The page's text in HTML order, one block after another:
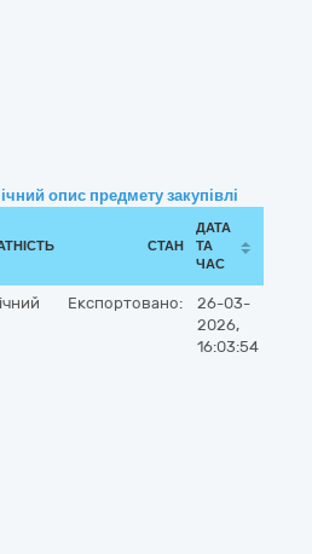
опис предмету закупівлі
СТАН
ДАТА
ТА
ЧАС
Експортовано:
26-03-
2026,
16:03:54